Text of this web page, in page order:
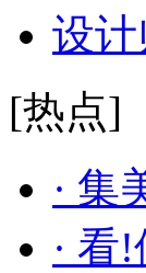
设
[热点]
· 集
· 看